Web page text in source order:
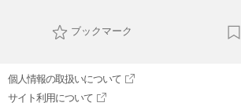
ブックマーク
個人情報の取扱いについて
サイト利用について